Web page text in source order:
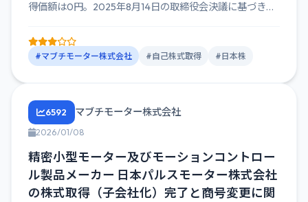
得価額は0円。2025年8月14日の取締役会決議に基づき、
#マブチモーター株式会社 #自己株式取得 #日本株
6592 マブチモーター株式会社
2026/01/08
精密小型モーター及びモーションコントロー
ル製品メーカー 日本パルスモーター株式会社
の株式取得（子会社化）完了と商号変更に関